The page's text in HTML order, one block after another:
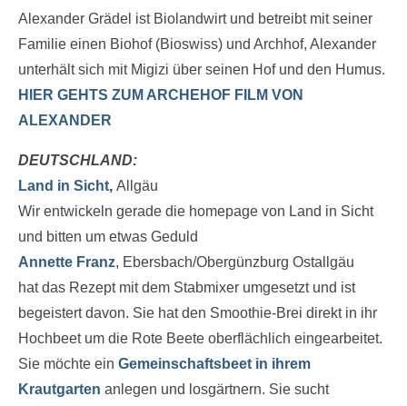
Alexander Grädel ist Biolandwirt und betreibt mit seiner
Familie einen Biohof (Bioswiss) und Archhof, Alexander
unterhält sich mit Migizi über seinen Hof und den Humus.
HIER GEHTS ZUM ARCHEHOF FILM VON
ALEXANDER
DEUTSCHLAND:
Land in Sicht, Allgäu
Wir entwickeln gerade die homepage von Land in Sicht
und bitten um etwas Geduld
Annette Franz, Ebersbach/Obergünzburg Ostallgäu
hat das Rezept mit dem Stabmixer umgesetzt und ist
begeistert davon. Sie hat den Smoothie-Brei direkt in ihr
Hochbeet um die Rote Beete oberflächlich eingearbeitet.
Sie möchte ein Gemeinschaftsbeet in ihrem
Krautgarten anlegen und losgärtnern. Sie sucht